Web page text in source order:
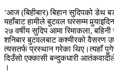
‘आज (बिहीबार) बिहान सुदिपको डेथ
यहाँबाट हामीले बुटवल घरसम्म
२७ वर्षीय सुदिप आमा रिमाकला,
शनिबार बुटवलबाट कश्मीरको वैसरण
त्यसतर्फ प्रस्थान गरेका थिए।त्यहाँ
दिउँसो एक्कासी बन्दुकधारी
।